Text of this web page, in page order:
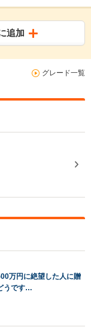
追加
グレード一覧
万円に絶望した人に贈
うです…